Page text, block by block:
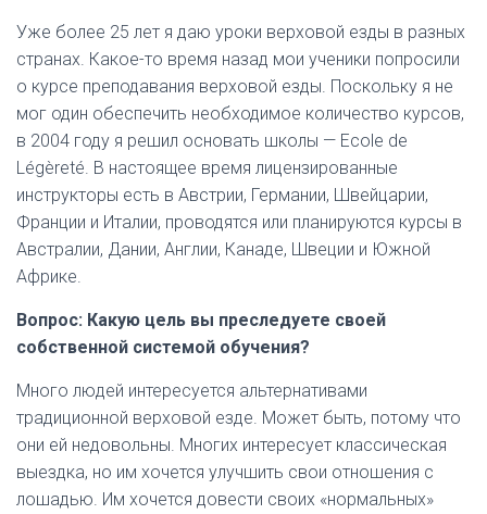
Уже более 25 лет я даю уроки верховой езды в разных
странах. Какое-то время назад мои ученики попросили
о курсе преподавания верховой езды. Поскольку я не
мог один обеспечить необходимое количество курсов,
в 2004 году я решил основать школы — Ecole de
Légèreté. В настоящее время лицензированные
инструкторы есть в Австрии, Германии, Швейцарии,
Франции и Италии, проводятся или планируются курсы в
Австралии, Дании, Англии, Канаде, Швеции и Южной
Африке.
Вопрос: Какую цель вы преследуете своей
собственной системой обучения?
Много людей интересуется альтернативами
традиционной верховой езде. Может быть, потому что
они ей недовольны. Многих интересует классическая
выездка, но им хочется улучшить свои отношения с
лошадью. Им хочется довести своих «нормальных»